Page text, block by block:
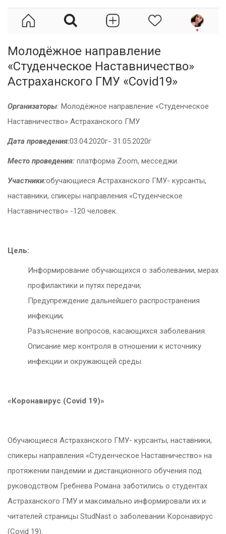
Молодёжное направление
«Студенческое Наставничество»
Астраханского ГМУ «Covid19»
Организаторы: Молодёжное направление «Студенческое
Наставничество» Астраханского ГМУ
Дата проведения:03.04.2020г- 31.05.2020г
Место проведения: платформа Zoom, месседжи.
Участники:обучающиеся Астраханского ГМУ- курсанты,
наставники, спикеры направления «Студенческое
Наставничество» -120 человек.
Цель:
Информирование обучающихся о заболевании, мерах
профилактики и путях передачи;
Предупреждение дальнейшего распространения
инфекции;
Разъяснение вопросов, касающихся заболевания.
Описание мер контроля в отношении к источнику
инфекции и окружающей среды.
«Коронавирус (Covid 19)»
Обучающиеся Астраханского ГМУ- курсанты, наставники,
спикеры направления «Студенческое Наставничество» на
протяжении пандемии и дистанционного обучения под
руководством Гребнева Романа заботились о студентах
Астраханского ГМУ и максимально информировали их и
читателей страницы StudNast о заболевании Коронавирус
(Covid 19).